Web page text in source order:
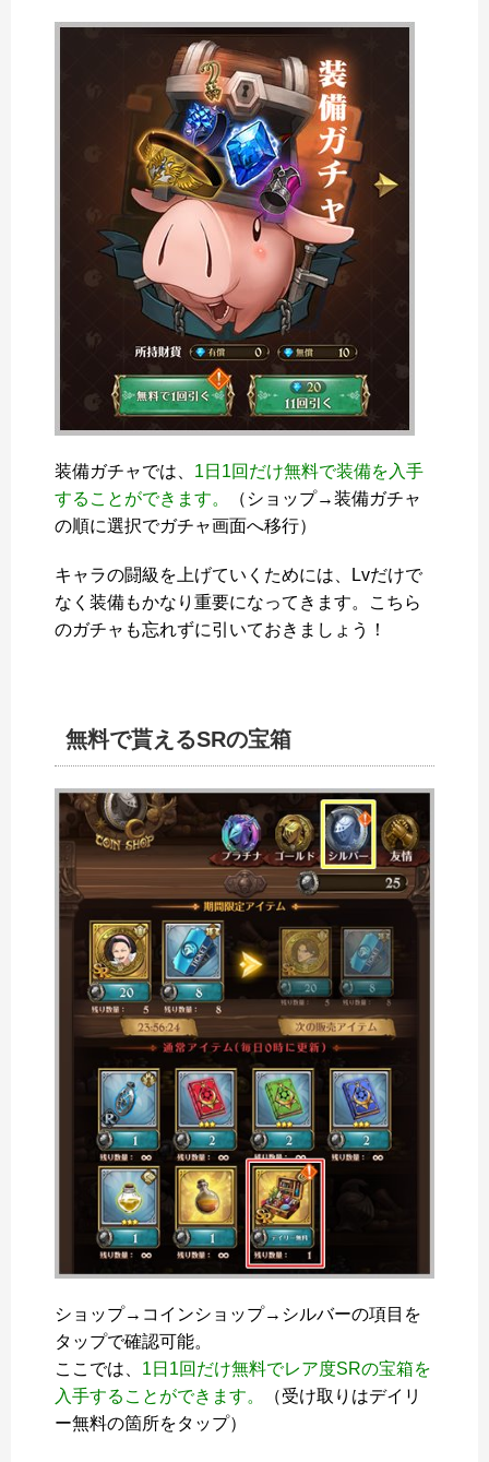
装備ガチャでは、 1日1回だけ無料で装備を入手
することができます。
（ショップ→装備ガチャ
の順に選択でガチャ画面へ移行）
キャラの闘級を上げていくためには、Lvだけで
なく装備もかなり重要になってきます。こちら
のガチャも忘れずに引いておきましょう！
無料で貰えるSRの宝箱
ショップ→コインショップ→シルバーの項目を
タップで確認可能。
ここでは、 1日1回だけ無料でレア度SRの宝箱を
入手することができます。
（受け取りはデイリ
ー無料の箇所をタップ）